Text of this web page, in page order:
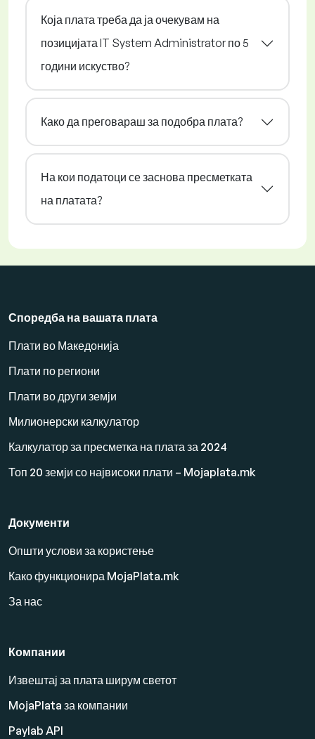
Која плата треба да ја очекувам на
позицијата IT System Administrator по 5
години искуство?
Како да преговараш за подобра плата?
На кои податоци се заснова пресметката
на платата?
Споредба на вашата плата
Плати во Македонија
Плати по региони
Плати во други земји
Милионерски калкулатор
Калкулатор за пресметка на плата за 2024
Топ 20 земји со највисоки плати – Mojaplata.mk
Документи
Општи услови за користење
Како функционира MojaPlata.mk
За нас
Компании
Извештај за плата ширум светот
MojaPlata за компании
Paylab API